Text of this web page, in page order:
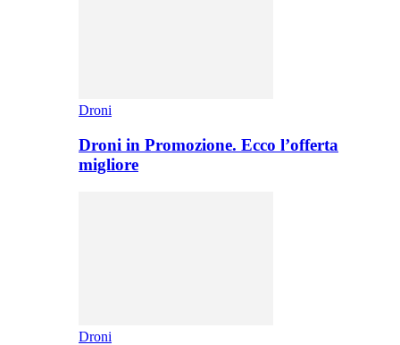
Droni
Droni in Promozione. Ecco l’offerta
migliore
Droni